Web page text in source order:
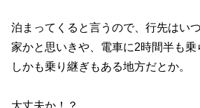
泊まってくると言うので、行先はい
家かと思いきや、電車に2時間半も乗
しかも乗り継ぎもある地方だとか。